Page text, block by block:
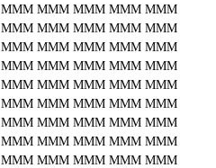
MMM MMM MMM MMM MMM
MMM MMM MMM MMM MMM
MMM MMM MMM MMM MMM
MMM MMM MMM MMM MMM
MMM MMM MMM MMM MMM
MMM MMM MMM MMM MMM
MMM MMM MMM MMM MMM
MMM MMM MMM MMM MMM
MMM MMM MMM MMM MMM